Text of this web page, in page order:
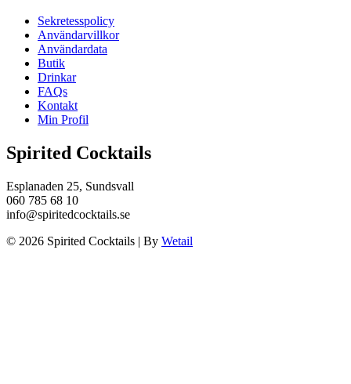
Sekretesspolicy
Användarvillkor
Användardata
Butik
Drinkar
FAQs
Kontakt
Min Profil
Spirited Cocktails
Esplanaden 25, Sundsvall
060 785 68 10
info@spiritedcocktails.se
© 2026 Spirited Cocktails | By Wetail